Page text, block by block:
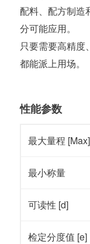
配料、配方制造
分可能应用。
只要需要高精度
都能派上用场。
性能参数
最大量程 [Max]
最小称量
可读性 [d]
检定分度值 [e]